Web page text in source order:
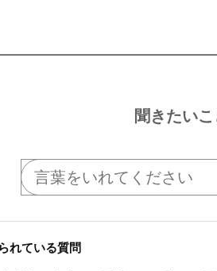
聞きたい
れている質問